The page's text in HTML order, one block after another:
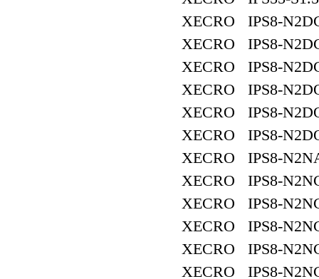
XECRO IPS8-
XECRO IPS8-
XECRO IPS8-
XECRO IPS8-
XECRO IPS8-
XECRO IPS8-
XECRO IPS8-
XECRO IPS8-
XECRO IPS8-
XECRO IPS8-
XECRO IPS8-
XECRO IPS8-